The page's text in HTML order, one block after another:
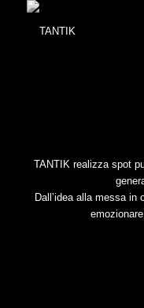
TANTIK realizza spot
Dall’idea alla messa in